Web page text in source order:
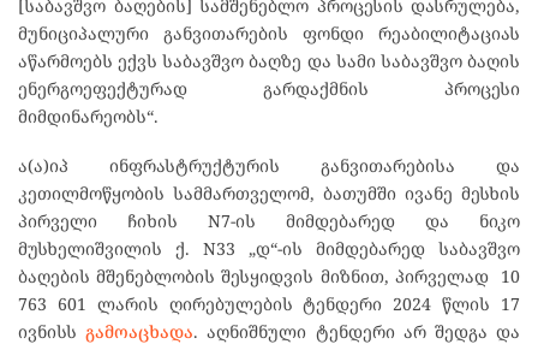
[საბავშვო ბაღების] სამშენებლო პროცესის დასრულება,
მუნიციპალური განვითარების ფონდი რეაბილიტაციას
აწარმოებს ექვს საბავშვო ბაღზე და სამი საბავშვო ბაღის
ენერგოეფექტურად გარდაქმნის პროცესი
მიმდინარეობს“.
ა(ა)იპ ინფრასტრუქტურის განვითარებისა და
კეთილმოწყობის სამმართველომ, ბათუმში ივანე მესხის
პირველი ჩიხის N7-ის მიმდებარედ და ნიკო
მუსხელიშვილის ქ. N33 „დ“-ის მიმდებარედ საბავშვო
ბაღების მშენებლობის შესყიდვის მიზნით, პირველად 10
763 601 ლარის ღირებულების ტენდერი 2024 წლის 17
ივნისსგამოაცხადა. აღნიშნული ტენდერი არ შედგა და